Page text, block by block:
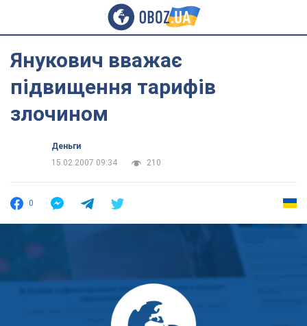
Янукович вважає
підвищення тарифів
злочином
Деньги
15.02.2007 09:34
210
0